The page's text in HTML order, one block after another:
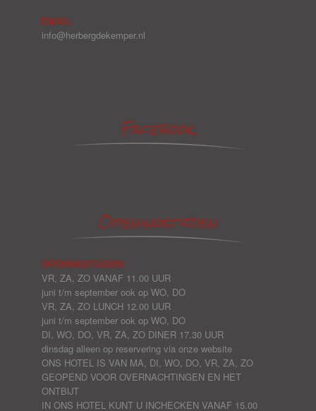
EMAIL:
info@herbergdekemper.nl
Facebook
Openingstijden
OPENINGSTIJDEN:
VR, ZA, ZO VANAF 11.00 UUR
juni t/m september ook op WO, DO
VR, ZA, ZO LUNCH 12.00 UUR
juni t/m september ook op WO, DO
DI, WO, DO, VR, ZA, ZO DINER 17.30 UUR
dinsdag alleen op reservering via onze website
ONS HOTEL IS VAN MA, DI, WO, DO, VR, ZA, ZO
GEOPEND VOOR OVERNACHTINGEN EN HET
ONTBIJT
IN ONS HOTEL KUNT U INCHECKEN VANAF 15.00